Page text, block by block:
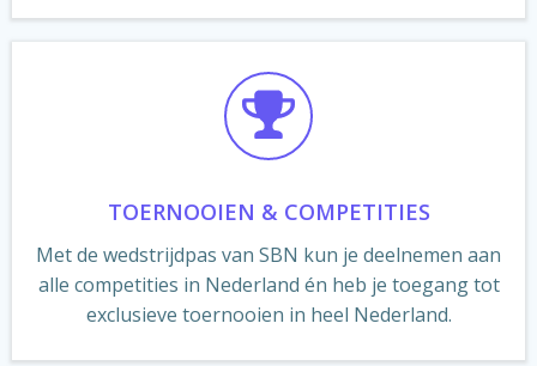
TOERNOOIEN & COMPETITIES
Met de wedstrijdpas van SBN kun je deelnemen aan
alle competities in Nederland én heb je toegang tot
exclusieve toernooien in heel Nederland.